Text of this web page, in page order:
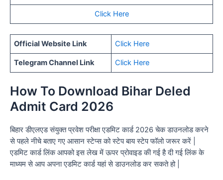
Click Here
Official Website Link Click Here
Telegram Channel Link Click Here
How To Download Bihar Deled
Admit Card 2026
बिहार डीएलएड संयुक्त प्रवेश परीक्षा एडमिट कार्ड 2026 चेक डाउनलोड करने
से पहले नीचे बताए गए आसान स्टेप्स को स्टेप बाय स्टेप फॉलो जरूर करें |
एडमिट कार्ड लिंक आपको इस लेख में ऊपर प्रोवाइड की गई है दी गई लिंक के
माध्यम से आप अपना एडमिट कार्ड यहां से डाउनलोड कर सकते हो |